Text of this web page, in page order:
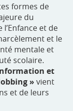
formes de
du
et de
et le
mentale et
scolaire.
et
» vient
et de leurs